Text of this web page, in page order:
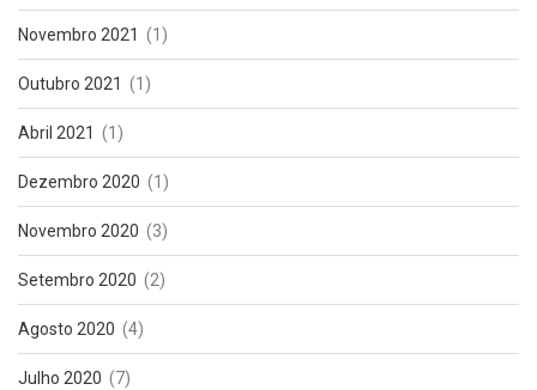
Novembro 2021 (1)
Outubro 2021 (1)
Abril 2021 (1)
Dezembro 2020 (1)
Novembro 2020 (3)
Setembro 2020 (2)
Agosto 2020 (4)
Julho 2020 (7)